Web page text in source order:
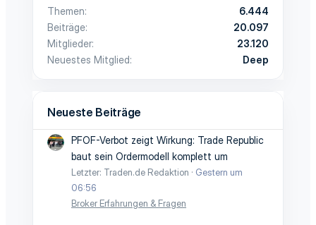
Themen
6.444
Beiträge
20.097
Mitglieder
23.120
Neuestes Mitglied
Deep
Neueste Beiträge
PFOF-Verbot zeigt Wirkung: Trade Republic
baut sein Ordermodell komplett um
Letzter: Traden.de Redaktion
Gestern um
06:56
Broker Erfahrungen & Fragen